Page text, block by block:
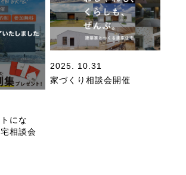
にな
相談会
2025. 10.31
家づくり相談会開催